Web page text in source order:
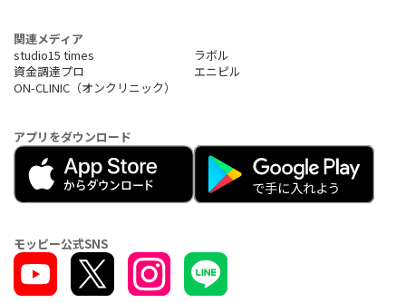
関連メディア
studio15 times
ラボル
資金調達プロ
エニピル
ON-CLINIC（オンクリニック）
アプリをダウンロード
モッピー公式SNS